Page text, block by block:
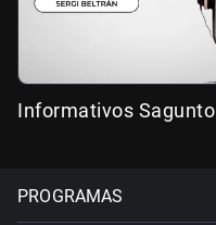
Informativos Sagunto
PROGRAMAS